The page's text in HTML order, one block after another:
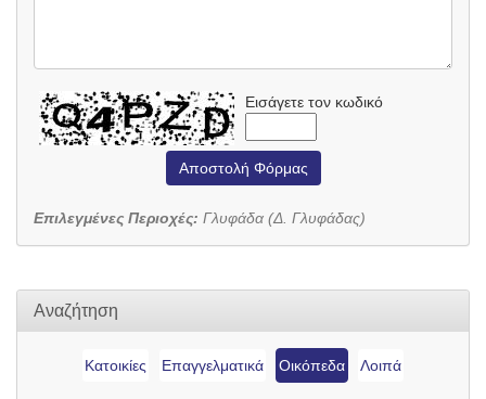
Εισάγετε τον κωδικό
Αποστολή Φόρμας
Επιλεγμένες Περιοχές: Γλυφάδα (Δ. Γλυφάδας)
Αναζήτηση
Κατοικίες Επαγγελματικά Οικόπεδα Λοιπά